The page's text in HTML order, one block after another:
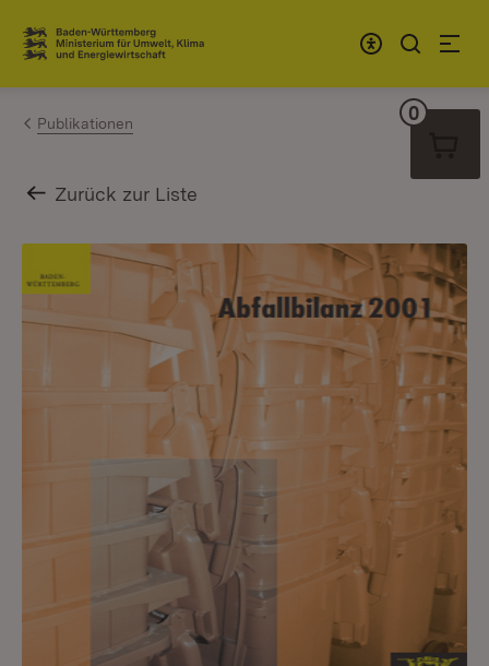
Zum Inhalt springen
Link zur Startseite
Publikationen
Zurück zur Liste
0